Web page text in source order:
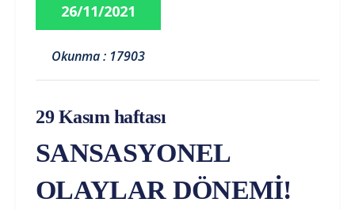
26/11/2021
Okunma : 17903
29 Kasım haftası
SANSASYONEL
OLAYLAR DÖNEMİ!